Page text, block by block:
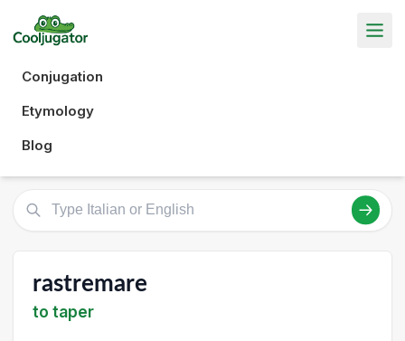
Conjugation
Etymology
Blog
rastremare
to taper